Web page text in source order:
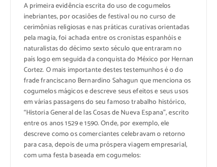
A primeira evidência escrita do uso de cogumelos
inebriantes, por ocasiões de festival ou no curso de
cerimônias religiosas e nas práticas curativas orientadas
pela magia, foi achada entre os cronistas espanhóis e
naturalistas do décimo sexto século que entraram no
país logo em seguida da conquista do México por Hernan
Cortez. O mais importante destes testemunhos é o do
frade franciscano Bernardino Sahagun que menciona os
cogumelos mágicos e descreve seus efeitos e seus usos
em várias passagens do seu famoso trabalho histórico,
“Historia General de las Cosas de Nueva Espana”, escrito
entre os anos 1529 e 1590. Onde, por exemplo, ele
descreve como os comerciantes celebravam o retorno
para casa, depois de uma próspera viagem empresarial,
com uma festa baseada em cogumelos: